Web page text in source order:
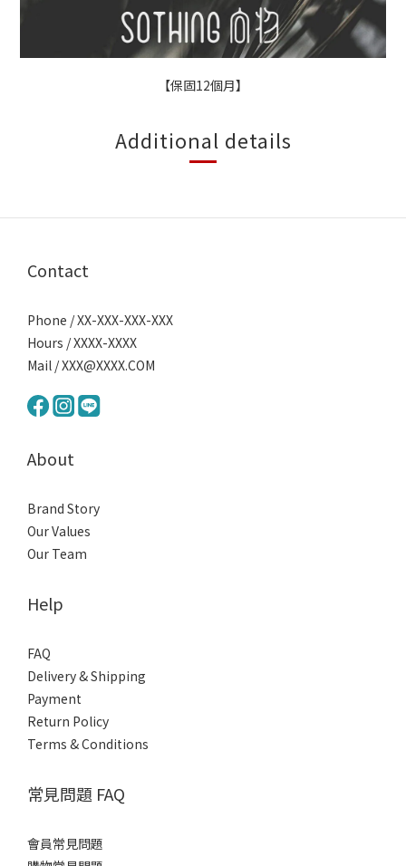
【保固12個月】
Additional details
Contact
Phone / XX-XXX-XXX-XXX
Hours / XXXX-XXXX
Mail / XXX@XXXX.COM
About
Brand Story
Our Values
Our Team
Help
FAQ
Delivery & Shipping
Payment
Return Policy
Terms & Conditions
常見問題 FAQ
會員常見問題